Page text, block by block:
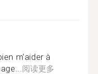
m'aider à
阅读更多